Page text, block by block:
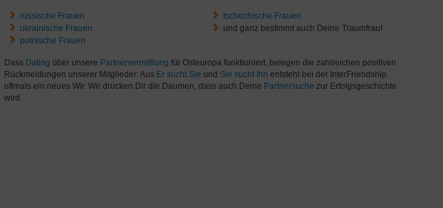
russische Frauen
ukrainische Frauen
polnische Frauen
tschechische Frauen
und ganz bestimmt auch Deine Traumfrau!
Dass Dating über unsere Partnervermittlung für Osteuropa funktioniert, belegen die zahlreichen positiven
Rückmeldungen unserer Mitglieder: Aus Er sucht Sie und Sie sucht Ihn entsteht bei der InterFriendship
oftmals ein neues Wir. Wir drücken Dir die Daumen, dass auch Deine Partnersuche zur Erfolgsgeschichte
wird.